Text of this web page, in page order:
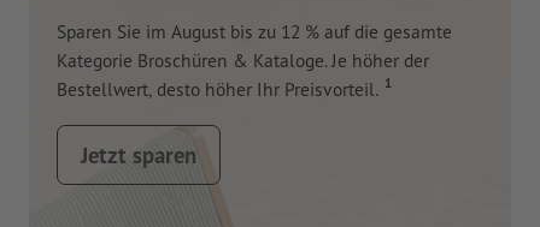
Sparen Sie im August bis zu 12 % auf die gesamte
Kategorie Broschüren & Kataloge. Je höher der
Bestellwert, desto höher Ihr Preisvorteil. 1
Jetzt sparen